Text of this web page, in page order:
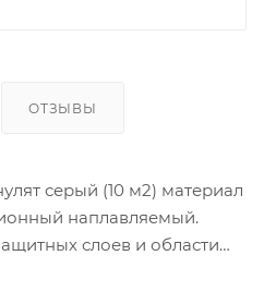
ОТЗЫВЫ
серый (10 м2) материал
наплавляемый.
слоев и области